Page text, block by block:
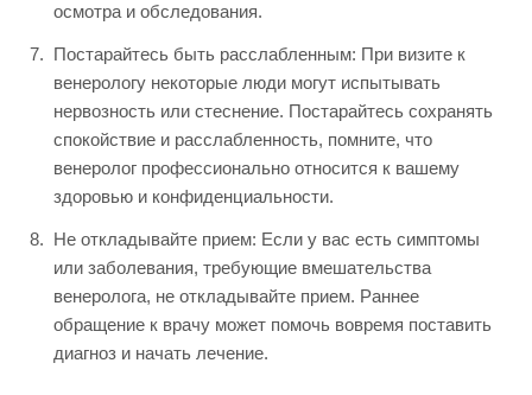
осмотра и обследования.
Постарайтесь быть расслабленным: При визите к
венерологу некоторые люди могут испытывать
нервозность или стеснение. Постарайтесь сохранять
спокойствие и расслабленность, помните, что
венеролог профессионально относится к вашему
здоровью и конфиденциальности.
Не откладывайте прием: Если у вас есть симптомы
или заболевания, требующие вмешательства
венеролога, не откладывайте прием. Раннее
обращение к врачу может помочь вовремя поставить
диагноз и начать лечение.